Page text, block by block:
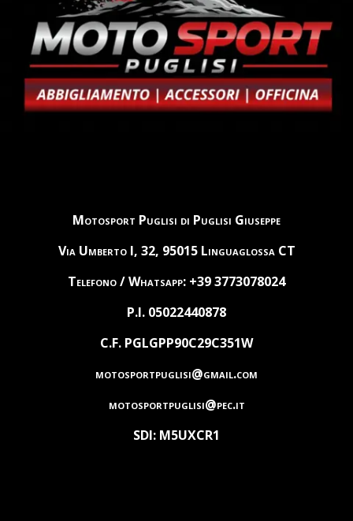
Motosport Puglisi di Puglisi Giuseppe
Via Umberto I, 32, 95015 Linguaglossa CT
Telefono / Whatsapp: +39 3773078024
P.I. 05022440878
C.F. PGLGPP90C29C351W
motosportpuglisi@gmail.com
motosportpuglisi@pec.it
SDI: M5UXCR1